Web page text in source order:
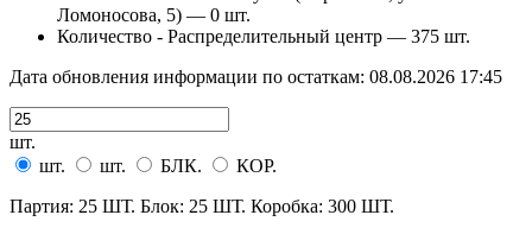
Ломоносова, 5) — 0 шт.
Количество - Распределительный центр — 375 шт.
Дата обновления информации по остаткам: 08.08.2026 17:45
шт.
шт.
шт. БЛК.
КОР.
Партия: 25 ШТ. Блок: 25 ШТ. Коробка: 300 ШТ.